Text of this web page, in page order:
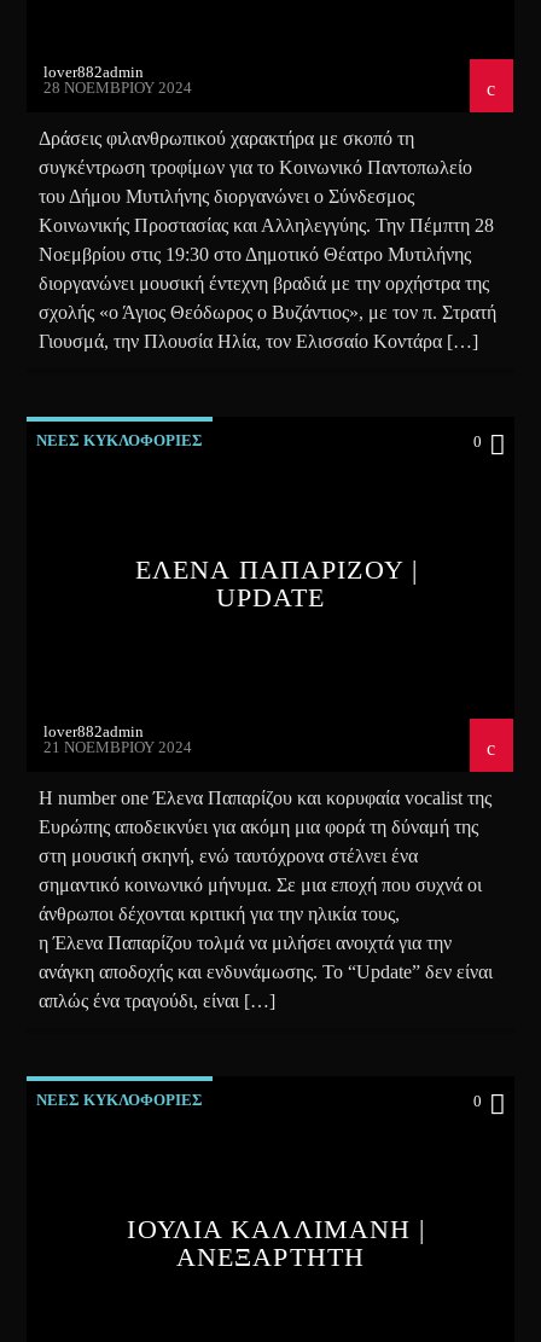
lover882admin
28 ΝΟΕΜΒΡΊΟΥ 2024
Δράσεις φιλανθρωπικού χαρακτήρα με σκοπό τη
συγκέντρωση τροφίμων για το Κοινωνικό Παντοπωλείο
του Δήμου Μυτιλήνης διοργανώνει ο Σύνδεσμος
Κοινωνικής Προστασίας και Αλληλεγγύης. Την Πέμπτη 28
Νοεμβρίου στις 19:30 στο Δημοτικό Θέατρο Μυτιλήνης
διοργανώνει μουσική έντεχνη βραδιά με την ορχήστρα της
σχολής «ο Άγιος Θεόδωρος ο Βυζάντιος», με τον π. Στρατή
Γιουσμά, την Πλουσία Ηλία, τον Ελισσαίο Κοντάρα […]
ΝΕΕΣ ΚΥΚΛΟΦΟΡΙΕΣ 0
ΕΛΕΝΑ ΠΑΠΑΡΙΖΟΥ |
UPDATE
lover882admin
21 ΝΟΕΜΒΡΊΟΥ 2024
Η number one Έλενα Παπαρίζου και κορυφαία vocalist της
Ευρώπης αποδεικνύει για ακόμη μια φορά τη δύναμή της
στη μουσική σκηνή, ενώ ταυτόχρονα στέλνει ένα
σημαντικό κοινωνικό μήνυμα. Σε μια εποχή που συχνά οι
άνθρωποι δέχονται κριτική για την ηλικία τους,
η Έλενα Παπαρίζου τολμά να μιλήσει ανοιχτά για την
ανάγκη αποδοχής και ενδυνάμωσης. Το “Update” δεν είναι
απλώς ένα τραγούδι, είναι […]
ΝΕΕΣ ΚΥΚΛΟΦΟΡΙΕΣ 0
ΙΟΥΛΙΑ ΚΑΛΛΙΜΑΝΗ |
ΑΝΕΞΑΡΤΗΤΗ